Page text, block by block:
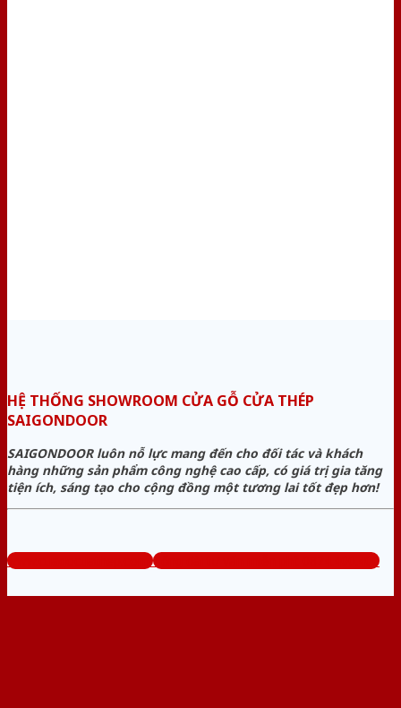
HỆ THỐNG SHOWROOM CỬA GỖ CỬA THÉP
SAIGONDOOR
SAIGONDOOR luôn nỗ lực mang đến cho đối tác và khách
hàng những sản phẩm công nghệ cao cấp, có giá trị gia tăng
tiện ích, sáng tạo cho cộng đồng một tương lai tốt đẹp hơn!
www.cuagocuathep.com Tổng đài tư vấn miễn phí: 0824.400.400